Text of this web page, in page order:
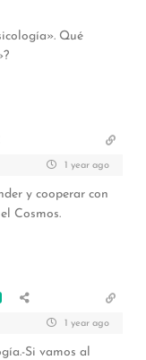
Qué
1 year ago
y cooperar con
Cosmos.
1 year ago
Si vamos al